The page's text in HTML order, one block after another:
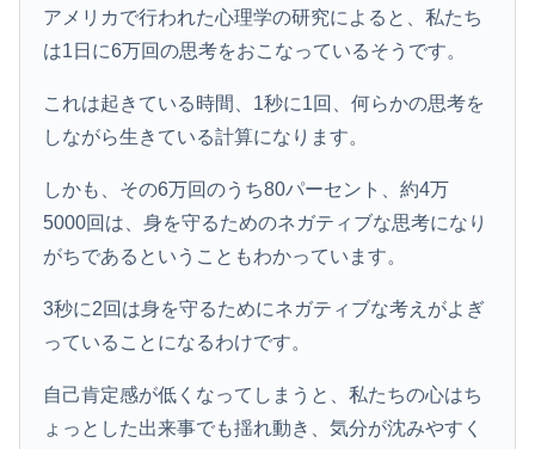
アメリカで行われた心理学の研究によると、私たち
は1日に6万回の思考をおこなっているそうです。
これは起きている時間、1秒に1回、何らかの思考を
しながら生きている計算になります。
しかも、その6万回のうち80パーセント、約4万
5000回は、身を守るためのネガティブな思考になり
がちであるということもわかっています。
3秒に2回は身を守るためにネガティブな考えがよぎ
っていることになるわけです。
自己肯定感が低くなってしまうと、私たちの心はち
ょっとした出来事でも揺れ動き、気分が沈みやすく